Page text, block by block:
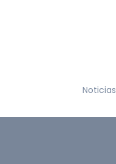
Noticias